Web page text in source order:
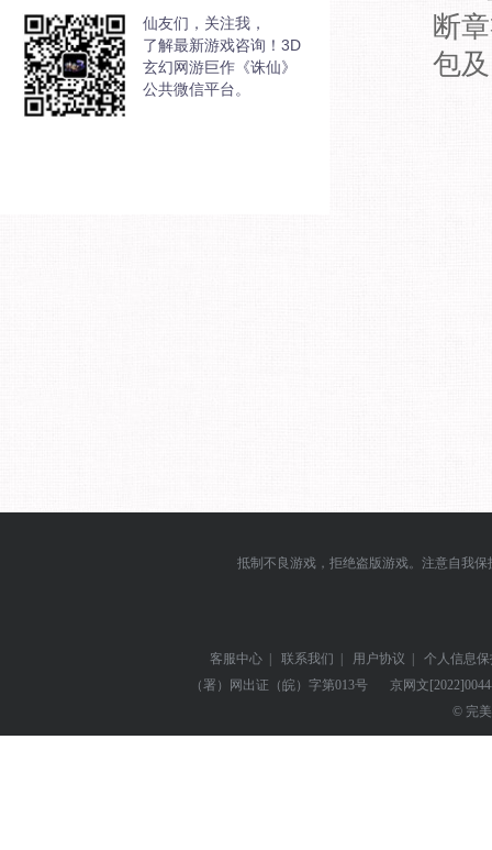
仙友们，关注我，
了解最新游戏咨询！3D
玄幻网游巨作《诛仙》
公共微信平台。
断
包
抵制不良游戏，拒绝盗版游戏。注意自我
客服中心 | 联系我们 | 用户协议 |
个人信息
（署）网出证（皖）字第013号
京网文
© 完美